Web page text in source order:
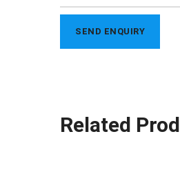
Related